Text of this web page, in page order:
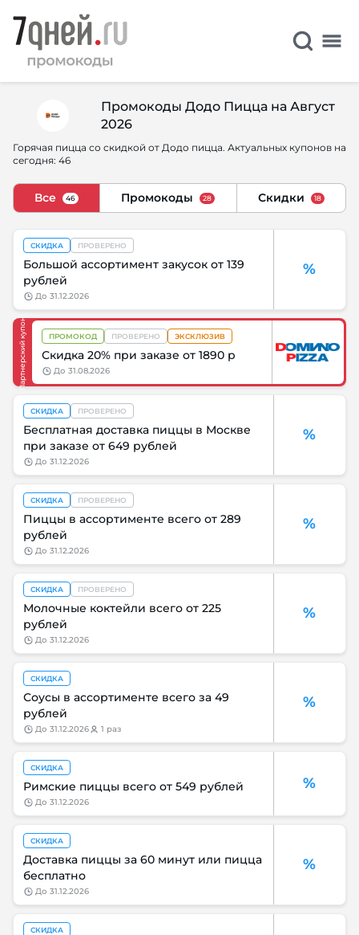
Промокоды Додо Пицца на Август
2026
Горячая пицца со скидкой от Додо пицца. Актуальных купонов на
сегодня: 46
Все 46 Промокоды 28 Скидки 18
%
СКИДКА ПРОВЕРЕНО
Большой ассортимент закусок от 139
рублей
до 31.12.2026
Партнерский купон ПРОМОКОД ПРОВЕРЕНО ЭКСКЛЮЗИВ
Скидка 20% при заказе от 1890 р
до 31.08.2026
%
СКИДКА ПРОВЕРЕНО
Бесплатная доставка пиццы в Москве
при заказе от 649 рублей
до 31.12.2026
%
СКИДКА ПРОВЕРЕНО
Пиццы в ассортименте всего от 289
рублей
до 31.12.2026
%
СКИДКА ПРОВЕРЕНО
Молочные коктейли всего от 225
рублей
до 31.12.2026
%
СКИДКА
Соусы в ассортименте всего за 49
рублей
до 31.12.2026 1 раз
%
СКИДКА
Римские пиццы всего от 549 рублей
до 31.12.2026
%
СКИДКА
Доставка пиццы за 60 минут или пицца
бесплатно
до 31.12.2026
СКИДКА